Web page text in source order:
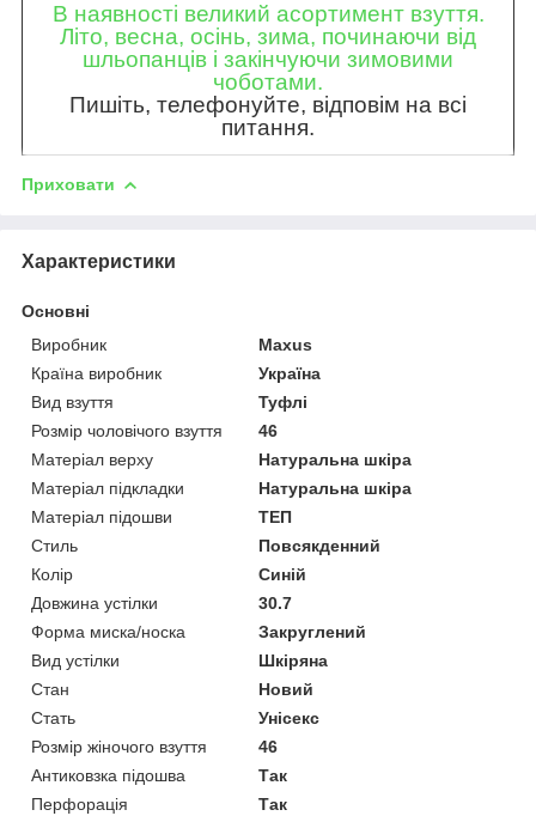
В наявності великий асортимент взуття.
Літо, весна, осінь, зима, починаючи від
шльопанців і закінчуючи зимовими
чоботами.
Пишіть, телефонуйте, відповім на всі
питання.
Приховати
Характеристики
Основні
Виробник
Maxus
Країна виробник
Україна
Вид взуття
Туфлі
Розмір чоловічого взуття
46
Матеріал верху
Натуральна шкіра
Матеріал підкладки
Натуральна шкіра
Матеріал підошви
ТЕП
Стиль
Повсякденний
Колір
Синій
Довжина устілки
30.7
Форма миска/носка
Закруглений
Вид устілки
Шкіряна
Стан
Новий
Стать
Унісекс
Розмір жіночого взуття
46
Антиковзка підошва
Так
Перфорація
Так